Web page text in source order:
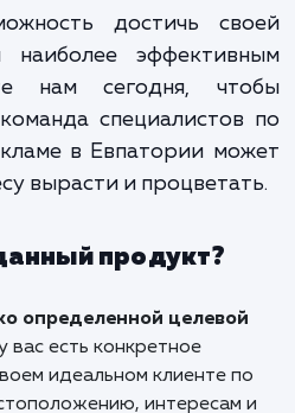
Мы уверены,
отчетность
и
вы всегда
ваша реклама.